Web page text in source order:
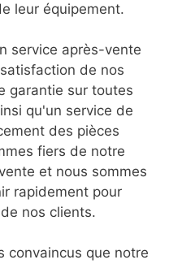
leur équipement.
service après-vente
de nos
garantie sur toutes
qu'un service de
des pièces
fiers de notre
et nous sommes
rapidement pour
nos clients.
convaincus que notre